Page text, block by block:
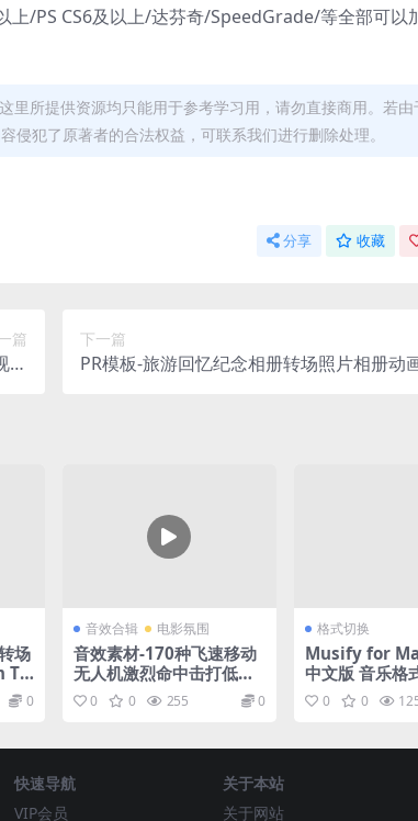
上/PS CS6及以上/达芬奇/SpeedGrade/等全部可以
里所提供资源均只能用于参考学习用，请勿直接商用。若由
犯了原著者的合法权益，可联系我们进行删除处理。
分享 收藏
篇
频
下一篇
PR模板-旅游回忆纪念相册转场照片相册动
场
Tr
0
音效合辑 电影氛围
音效素材-170种飞速移动
无人机激烈命中击打低沉
上升高质量电影预告片音
效 Epic Sound Effects –
0 0 255 0
格式切换
Musify for
中文版 音乐格
0 0
快速导航
VIP会员
关于本站
关于网站